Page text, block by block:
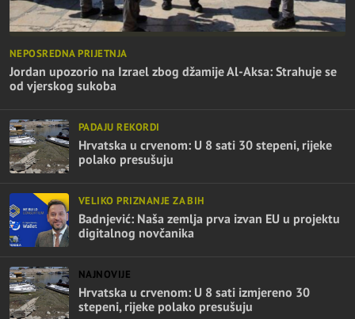
NEPOSREDNA PRIJETNJA
Jordan upozorio na Izrael zbog džamije Al-Aksa: Strahuje se
od vjerskog sukoba
PADAJU REKORDI
Hrvatska u crvenom: U 8 sati 30 stepeni, rijeke
polako presušuju
VELIKO PRIZNANJE ZA BIH
Badnjević: Naša zemlja prva izvan EU u projektu
digitalnog novčanika
NAJNOVIJE
Hrvatska u crvenom: U 8 sati izmjereno 30
stepeni, rijeke polako presušuju